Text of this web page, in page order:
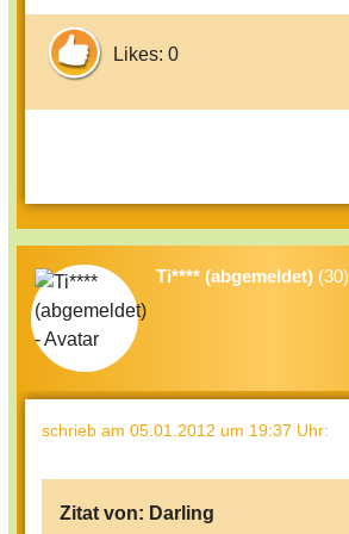
Likes: 0
Ti**** (abgemeldet) (30)
schrieb am 05.01.2012 um 19:37 Uhr:
Zitat von: Darling